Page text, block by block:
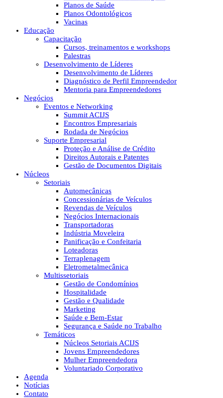
Planos de Saúde
Planos Odontológicos
Vacinas
Educação
Capacitação
Cursos, treinamentos e workshops
Palestras
Desenvolvimento de Líderes
Desenvolvimento de Líderes
Diagnóstico de Perfil Empreendedor
Mentoria para Empreendedores
Negócios
Eventos e Networking
Summit ACIJS
Encontros Empresariais
Rodada de Negócios
Suporte Empresarial
Proteção e Análise de Crédito
Direitos Autorais e Patentes
Gestão de Documentos Digitais
Núcleos
Setoriais
Automecânicas
Concessionárias de Veículos
Revendas de Veículos
Negócios Internacionais
Transportadoras
Indústria Moveleira
Panificação e Confeitaria
Loteadoras
Terraplenagem
Eletrometalmecânica
Multissetoriais
Gestão de Condomínios
Hospitalidade
Gestão e Qualidade
Marketing
Saúde e Bem-Estar
Segurança e Saúde no Trabalho
Temáticos
Núcleos Setoriais ACIJS
Jovens Empreendedores
Mulher Empreendedora
Voluntariado Corporativo
Agenda
Notícias
Contato